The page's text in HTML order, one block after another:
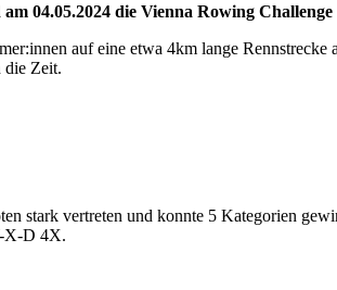
04.05.2024 die Vienna Rowing
auf eine etwa 4km lange
die Zeit.
stark vertreten und konnte 5 Kategorien
X-D 4X.